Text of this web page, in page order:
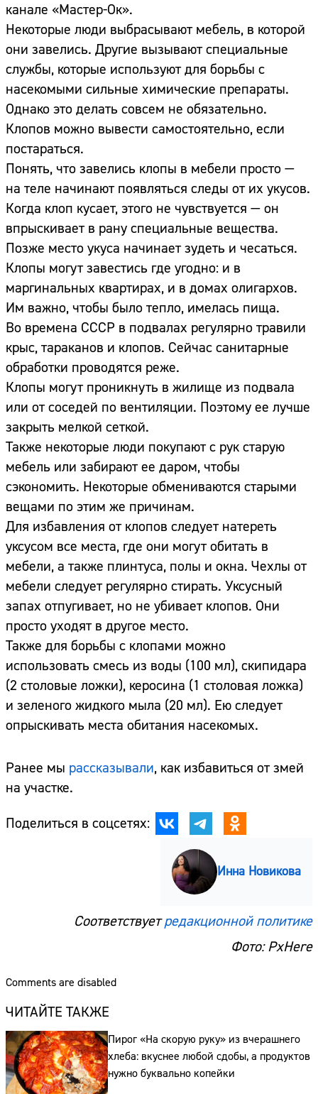
канале «Мастер-Ок».
Некоторые люди выбрасывают мебель, в которой
они завелись. Другие вызывают специальные
службы, которые используют для борьбы с
насекомыми сильные химические препараты.
Однако это делать совсем не обязательно.
Клопов можно вывести самостоятельно, если
постараться.
Понять, что завелись клопы в мебели просто —
на теле начинают появляться следы от их укусов.
Когда клоп кусает, этого не чувствуется — он
впрыскивает в рану специальные вещества.
Позже место укуса начинает зудеть и чесаться.
Клопы могут завестись где угодно: и в
маргинальных квартирах, и в домах олигархов.
Им важно, чтобы было тепло, имелась пища.
Во времена СССР в подвалах регулярно травили
крыс, тараканов и клопов. Сейчас санитарные
обработки проводятся реже.
Клопы могут проникнуть в жилище из подвала
или от соседей по вентиляции. Поэтому ее лучше
закрыть мелкой сеткой.
Также некоторые люди покупают с рук старую
мебель или забирают ее даром, чтобы
сэкономить. Некоторые обмениваются старыми
вещами по этим же причинам.
Для избавления от клопов следует натереть
уксусом все места, где они могут обитать в
мебели, а также плинтуса, полы и окна. Чехлы от
мебели следует регулярно стирать. Уксусный
запах отпугивает, но не убивает клопов. Они
просто уходят в другое место.
Также для борьбы с клопами можно
использовать смесь из воды (100 мл), скипидара
(2 столовые ложки), керосина (1 столовая ложка)
и зеленого жидкого мыла (20 мл). Ею следует
опрыскивать места обитания насекомых.
Ранее мы рассказывали, как избавиться от змей
на участке.
Поделиться в соцсетях:
Инна Новикова
Соответствуетредакционной политике
Фото: PxHere
Comments are disabled
ЧИТАЙТЕ ТАКЖЕ
Пирог «На скорую руку» из вчерашнего
хлеба: вкуснее любой сдобы, а продуктов
нужно буквально копейки